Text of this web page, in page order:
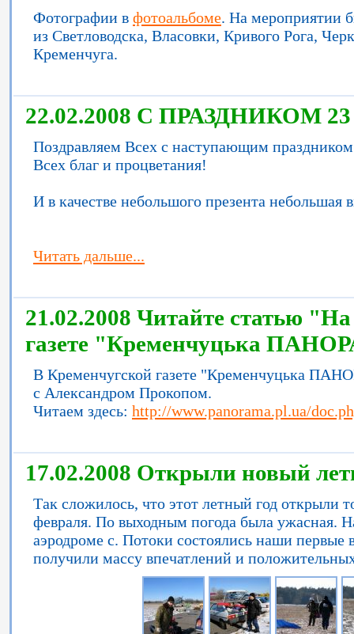
Фотографии в фотоальбоме. На мероприятии
из Светловодска, Власовки, Кривого Рога,
Кременчуга.
22.02.2008 С ПРАЗДНИКОМ
Поздравляем Всех с наступающим
Всех благ и процветания!
И в качестве небольшого презента небольшая
Читать дальше...
21.02.2008 Читайте статью
газете "Кременчуцька
В Кременчугской газете "Кременчуцька
с Александром Прокопом.
Читаем здесь: http://www.panorama.pl.ua/
17.02.2008 Открыли новый
Так сложилось, что этот летный год открыли
февраля. По выходным погода была ужасная.
аэродроме с. Потоки состоялись наши первые
получили массу впечатлений и